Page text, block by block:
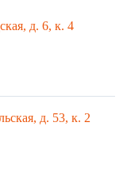
д. 6, к. 4
д. 53, к. 2